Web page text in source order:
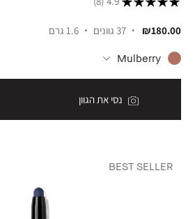
₪180.00 37 גוונים 1.6 גרם
Mulberry
נסי את הגוון
BEST SELLER